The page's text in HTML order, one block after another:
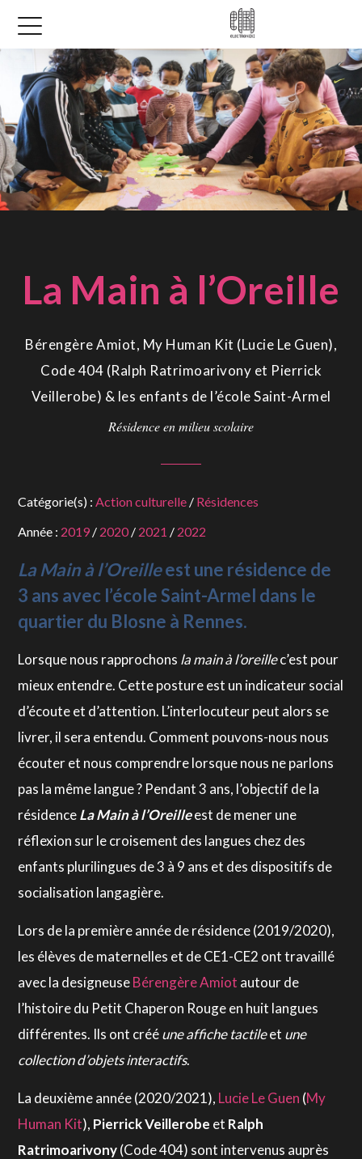
La Main à l’Oreille
Bérengère Amiot, My Human Kit (Lucie Le Guen),
Code 404 (Ralph Ratrimoarivony et Pierrick
Veillerobe) & les enfants de l’école Saint-Armel
Résidence en milieu scolaire
Catégorie(s) :Action culturelle / Résidences
Année : 2019 / 2020 / 2021 / 2022
La Main à l’Oreilleest une résidence de
3 ans avec l’école Saint-Armel dans le
quartier du Blosne à Rennes.
Lorsque nous rapprochons la main à l’oreillec’est pour
mieux entendre. Cette posture est un indicateur social
d’écoute et d’attention. L’interlocuteur peut alors se
livrer, il sera entendu. Comment pouvons-nous nous
écouter et nous comprendre lorsque nous ne parlons
pas la même langue ? Pendant 3 ans, l’objectif de la
résidenceLa Main à l’Oreilleest de mener une
réflexion sur le croisement des langues chez des
enfants plurilingues de 3 à 9 ans et des dispositifs de
socialisation langagière.
Lors de la première année de résidence (2019/2020),
les élèves de maternelles et de CE1-CE2 ont travaillé
avec la designeuseBérengèreAmiot autour de
l’histoire du Petit Chaperon Rouge en huit langues
différentes. Ils ont crééune affiche tactileet une
collection d’objets interactifs.
La deuxième année (2020/2021), Lucie Le Guen (My
Human Kit), Pierrick Veillerobe et Ralph
Ratrimoarivony(Code 404) sont intervenus auprès